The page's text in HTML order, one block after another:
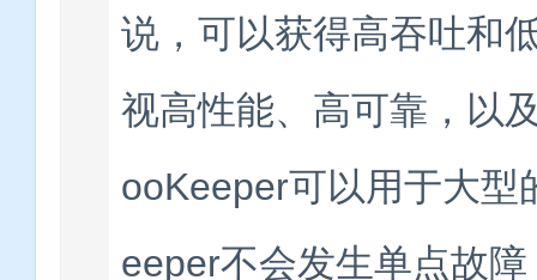
说，可以获得高吞吐和
视高性能、高可靠，以
ooKeeper可以用于大型
eeper不会发生单点故